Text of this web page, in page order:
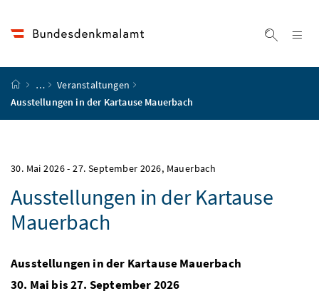
Startseite
…
Veranstaltungen
Ausstellungen in der Kartause Mauerbach
30. Mai 2026-27. September 2026, Mauerbach
Ausstellungen in der Kartause
Mauerbach
Ausstellungen in der Kartause Mauerbach
30. Mai bis 27. September 2026